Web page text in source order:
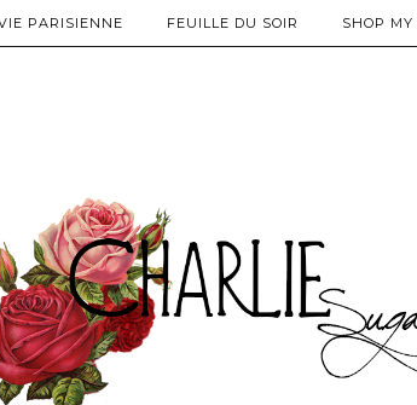
PARISIENNE FEUILLE DU SOIR SHOP MY